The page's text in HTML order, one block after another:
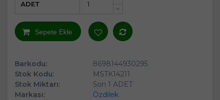
+
ADET
Sepete Ekle
Barkodu:
8698144930295
Stok Kodu:
MSTK14211
Stok Miktarı:
Son 1 ADET
Markası:
Özdilek